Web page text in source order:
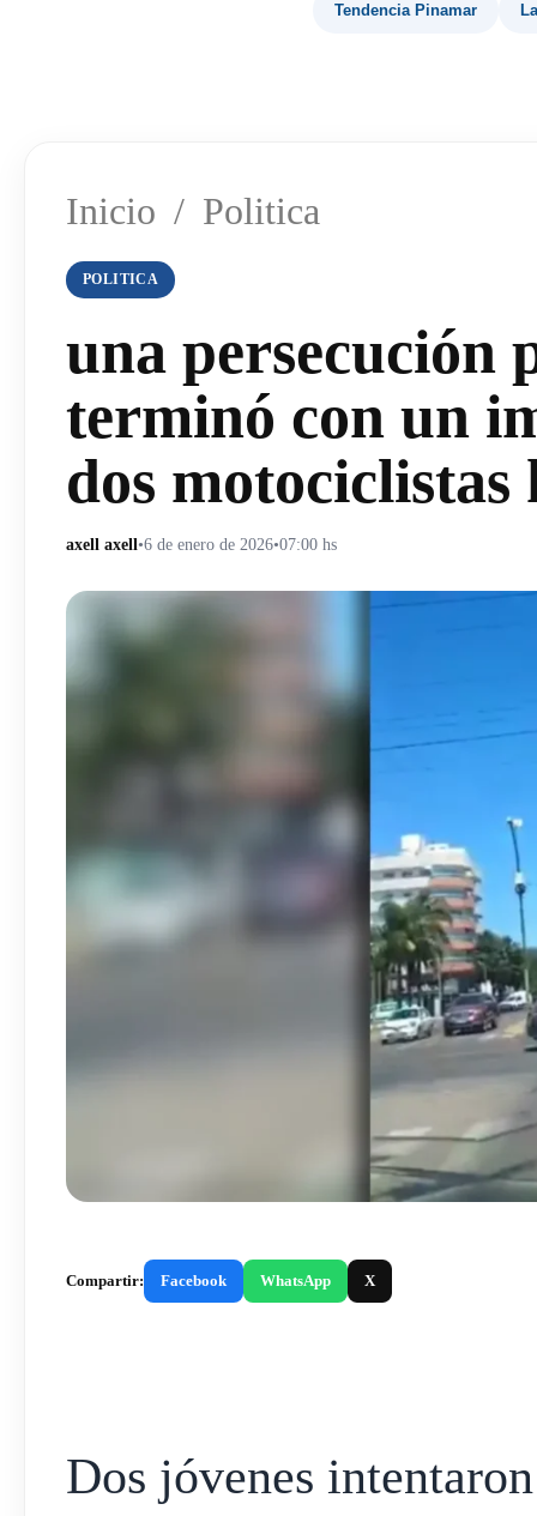
Tendencia Pinamar
Inicio / Politica
POLITICA
una persecución
terminó con un
dos motociclistas
axell axell•6 de enero de 2026•07:00 hs
Compartir: Facebook WhatsApp X
Dos jóvenes